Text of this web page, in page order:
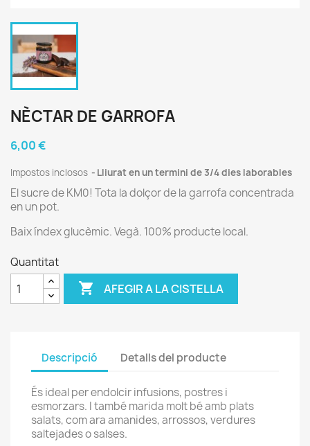
NÈCTAR DE GARROFA
6,00 €
Impostos inclosos Lliurat en un termini de 3/4 dies laborables
El sucre de KM0! Tota la dolçor de la garrofa concentrada
en un pot.
Baix índex glucèmic. Vegà. 100% producte local.
Quantitat
 AFEGIR A LA CISTELLA
Descripció Detalls del producte
És ideal per endolcir infusions, postres i
esmorzars. I també marida molt bé amb plats
salats, com ara amanides, arrossos, verdures
saltejades o salses.